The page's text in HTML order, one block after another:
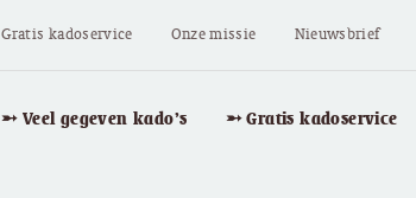
Gratis kadoservice Onze missie Nieuwsbrief
➵ Veel gegeven kado’s ➵ Gratis kadoservice